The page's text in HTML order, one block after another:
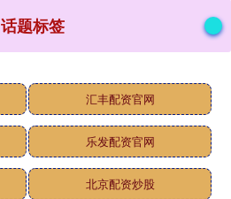
话题标签
汇丰配资官网
乐发配资官网
北京配资炒股